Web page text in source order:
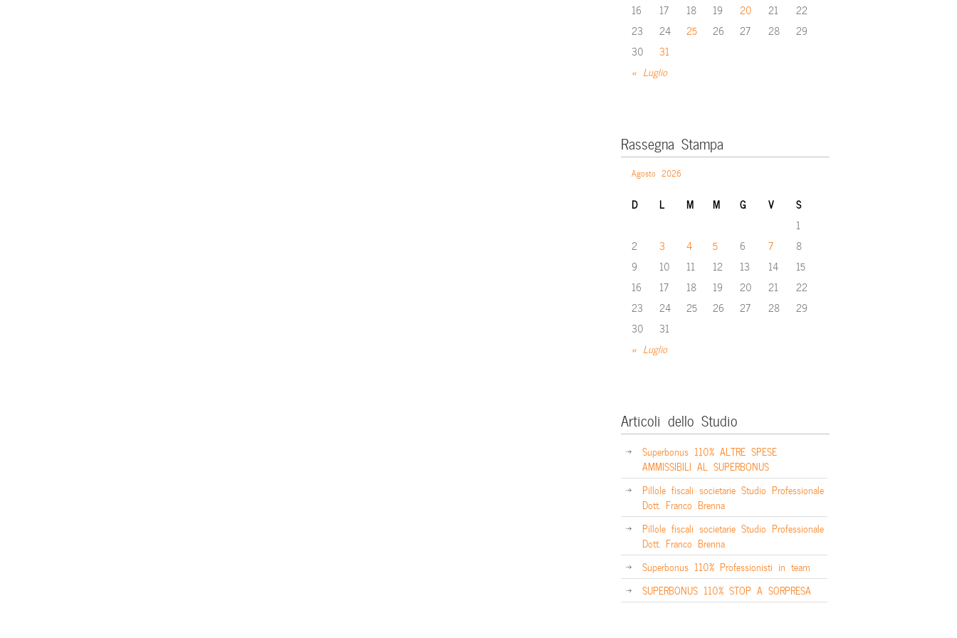
« Luglio
16
17 18 19 20 21
22
23
24 25 26 27 28
29
30
31
Rassegna Stampa
Agosto 2026
D L M M G V S
« Luglio
1
2
3 4 5 6 7
8
9
10 11 12 13 14
15
16
17 18 19 20 21
22
23
24 25 26 27 28
29
30
31
Articoli dello Studio
Superbonus 110% ALTRE SPESE
AMMISSIBILI AL SUPERBONUS
Pillole fiscali societarie Studio Professionale
Dott. Franco Brenna
Pillole fiscali societarie Studio Professionale
Dott. Franco Brenna
Superbonus 110% Professionisti in team
SUPERBONUS 110% STOP A SORPRESA